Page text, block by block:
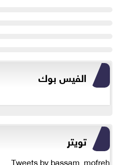
الفيس بوك
تويتر
Tweets by bassam_mofreh